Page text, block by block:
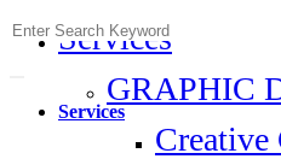
Skip
Services
Services
GRAPHIC
Creative
Search